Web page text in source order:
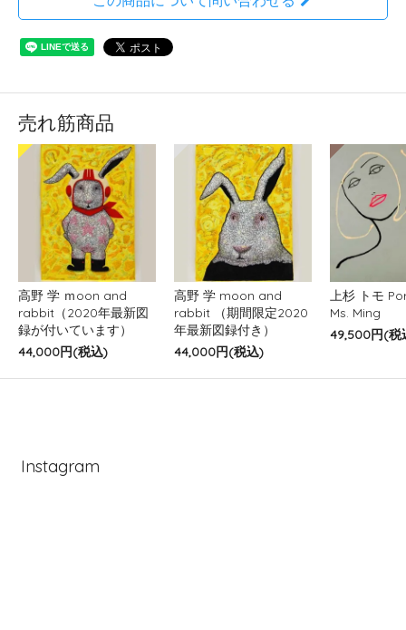
売れ筋商品
高野 学 ｍoon and
rabbit（2020年最新図
録が付いています）
44,000円(税込)
高野 学 moon and
rabbit （期間限定2020
年最新図録付き）
44,000円(税込)
上杉 トモ
Ms. Ming
49,500円(税
Instagram